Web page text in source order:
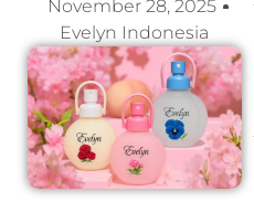
November 28, 2025
Evelyn Indonesia